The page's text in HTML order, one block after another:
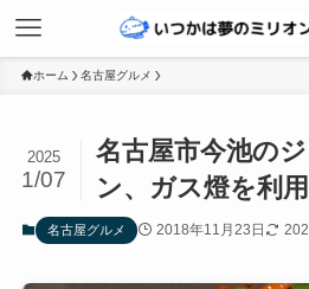
ホーム 名古屋グルメ
名古屋市今池の
ン、ガス燈を利
2025
1/07
名古屋グルメ 2018年11月23日